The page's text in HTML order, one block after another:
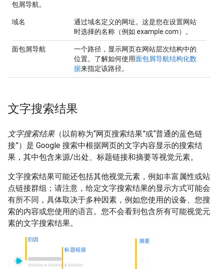
包屑导航。
域名
通过域名定义的网址。这是您在设置网站
时选择的名称（例如 example.com）。
面包屑导航
一个路径，显示网页在网站层次结构中的
位置。了解如何使用面包屑导航结构化数
据来指定该路径。
文字搜索结果
文字搜索结果（以前称为“网页搜索结果”或“普通的蓝色链
接”）是 Google 搜索中根据网页的文字内容显示的搜索结
果，其中包含来源/出处、标题链接和摘要等视觉元素。
文字搜索结果可能还包括其他视觉元素，例如丰富属性或站
点链接群组；请注意，给定文字搜索结果的显示方式可能会
有所不同，具体取决于多种因素，例如您使用的设备、您搜
索的内容或您使用的语言。您不会看到包含所有可能视觉元
素的文字搜索结果。
归因
标题链接
摘要